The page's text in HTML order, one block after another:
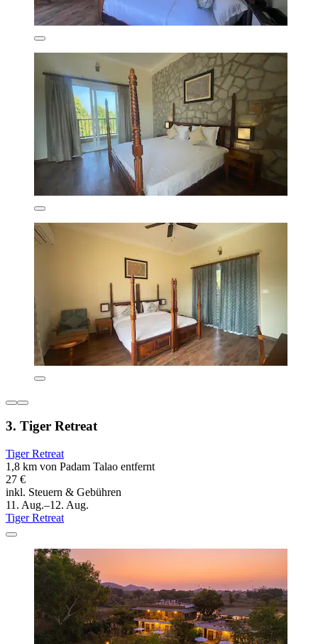
3. Tiger Retreat
Tiger Retreat
1,8 km von Padam Talao entfernt
27 €
inkl. Steuern & Gebühren
11. Aug.–12. Aug.
Tiger Retreat